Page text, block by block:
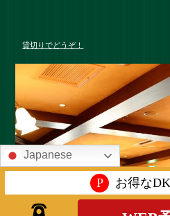
貸切りでどうぞ！
Japanese
P お得な